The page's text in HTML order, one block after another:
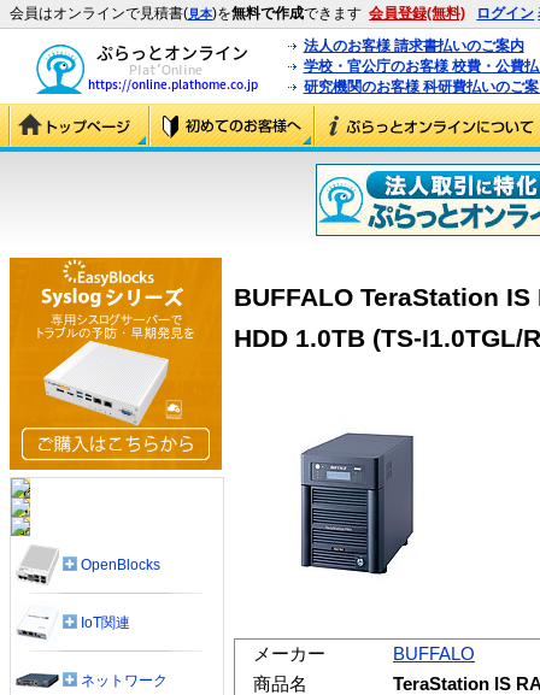
会員はオンラインで見積書(見本)を無料で作成できます 会員登録(無料) ログイン
法人のお客様 請求書払いのご案内
学校・官公庁のお客様 校費・公費
研究機関のお客様 科研費払いのご
BUFFALO TeraStation IS
HDD 1.0TB (TS-I1.0TGL/
メーカー
BUFFALO
商品名
TeraStation IS
OpenBlocks
IoT関連
ネットワーク